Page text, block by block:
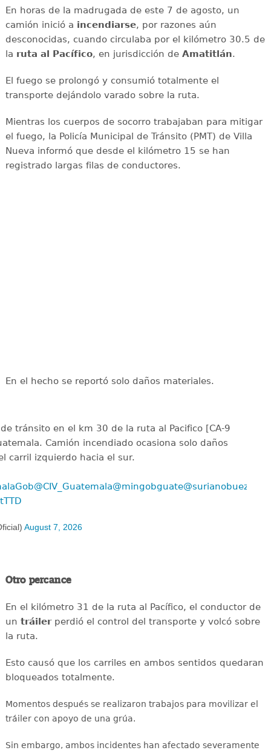
En horas de la madrugada de este 7 de agosto, un
camión inició a incendiarse, por razones aún
desconocidas, cuando circulaba por el kilómetro 30.5 de
la ruta al Pacífico, en jurisdicción de Amatitlán.
El fuego se prolongó y consumió totalmente el
transporte dejándolo varado sobre la ruta.
Mientras los cuerpos de socorro trabajaban para mitigar
el fuego, la Policía Municipal de Tránsito (PMT) de Villa
Nueva informó que desde el kilómetro 15 se han
registrado largas filas de conductores.
En el hecho se reportó solo daños materiales.
tránsito en el km 30 de la ruta al Pacifico [CA-9
Camión incendiado ocasiona solo daños
carril izquierdo hacia el sur.
@CIV_Guatemala@mingobguate@surianobuezo
August 7, 2026
Otro percance
En el kilómetro 31 de la ruta al Pacífico, el conductor de
un tráilerperdió el control del transporte y volcó sobre
la ruta.
Esto causó que los carriles en ambos sentidos quedaran
bloqueados totalmente.
Momentos después se realizaron trabajos para movilizar el
tráiler con apoyo de una grúa.
Sin embargo, ambos incidentes han afectado severamente